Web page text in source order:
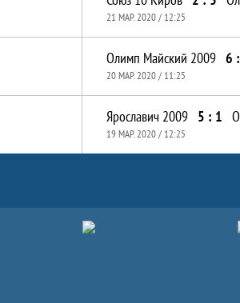
21 МАР. 2020 / 12:25
Олимп Майский 2009 6
20 МАР. 2020 / 11:25
Ярославич 2009 5 : 1
19 МАР. 2020 / 12:25